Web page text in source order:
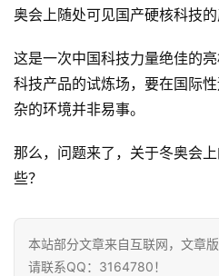
奥会上随处可见国产硬核科技的
这是一次中国科技力量绝佳的
科技产品的试炼场，要在国际
杂的环境并非易事。
那么，问题来了，关于冬奥会
些？
本站部分文章来自互联网，文章
请联系QQ：3164780！